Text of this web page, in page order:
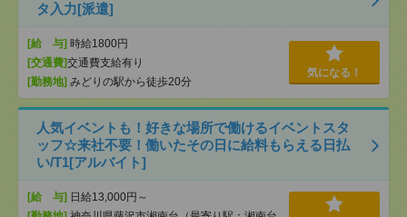
タ入力[派遣]
[給 与] 時給1800円
[交通費]交通費支給有り
[勤務地] みどりの駅から徒歩20分
気になる！
人気イベントも！好きな場所で働けるイベントスタ
ッフ☆来社不要！働いたその日に給料もらえる日払
い/T1[アルバイト]
[給 与] 日給13,000円～